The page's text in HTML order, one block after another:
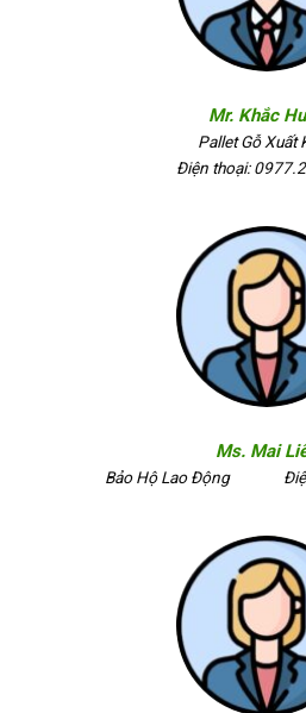
Mr. Khắc
Pallet Gỗ Xuất
Điện thoại:
Ms. Mai
Bảo Hộ Lao Động